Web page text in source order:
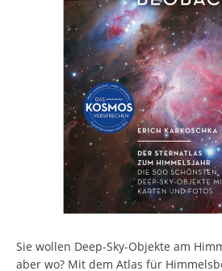
Sie wollen Deep-Sky-Objekte am
aber wo? Mit dem Atlas für